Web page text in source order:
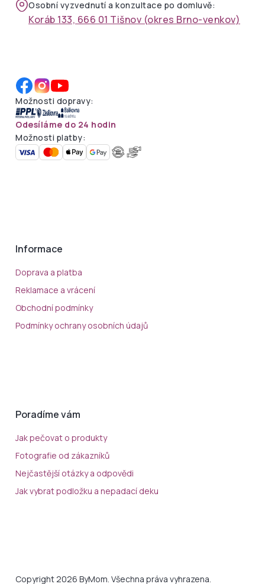
Osobní vyzvednutí a konzultace po domluvě:
Koráb 133, 666 01 Tišnov (okres Brno-venkov)
Možnosti dopravy:
Odesíláme do 24 hodin
Možnosti platby:
Informace
Doprava a platba
Reklamace a vrácení
Obchodní podmínky
Podmínky ochrany osobních údajů
Poradíme vám
Jak pečovat o produkty
Fotografie od zákazníků
Nejčastější otázky a odpovědi
Jak vybrat podložku a nepadací deku
Copyright 2026 ByMom. Všechna práva vyhrazena.